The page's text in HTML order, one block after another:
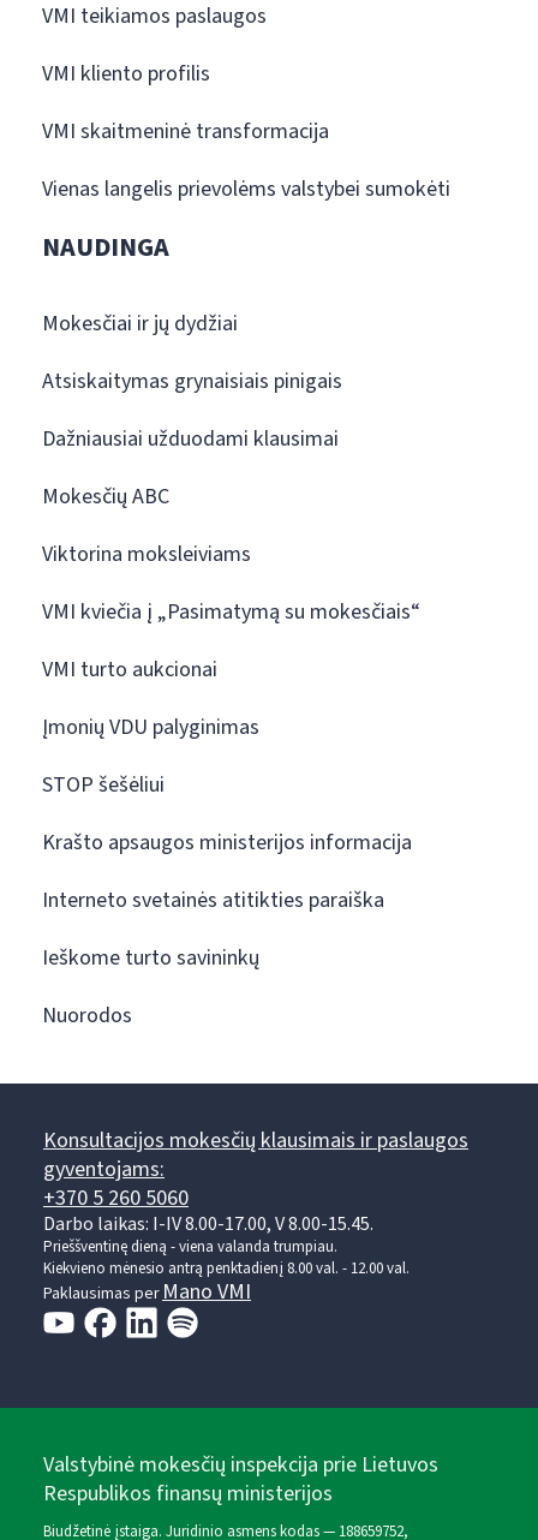
VMI teikiamos paslaugos
VMI kliento profilis
VMI skaitmeninė transformacija
Vienas langelis prievolėms valstybei sumokėti
NAUDINGA
Mokesčiai ir jų dydžiai
Atsiskaitymas grynaisiais pinigais
Dažniausiai užduodami klausimai
Mokesčių ABC
Viktorina moksleiviams
VMI kviečia į „Pasimatymą su mokesčiais“
VMI turto aukcionai
Įmonių VDU palyginimas
STOP šešėliui
Krašto apsaugos ministerijos informacija
Interneto svetainės atitikties paraiška
Ieškome turto savininkų
Nuorodos
Konsultacijos mokesčių klausimais ir paslaugos
gyventojams:
+370 5 260 5060
Darbo laikas: I-IV 8.00-17.00, V 8.00-15.45.
Prieššventinę dieną - viena valanda trumpiau.
Kiekvieno mėnesio antrą penktadienį 8.00 val. - 12.00 val.
Paklausimas perMano VMI
Valstybinė mokesčių inspekcija prie Lietuvos
Respublikos finansų ministerijos
Biudžetinė įstaiga. Juridinio asmens kodas — 188659752,